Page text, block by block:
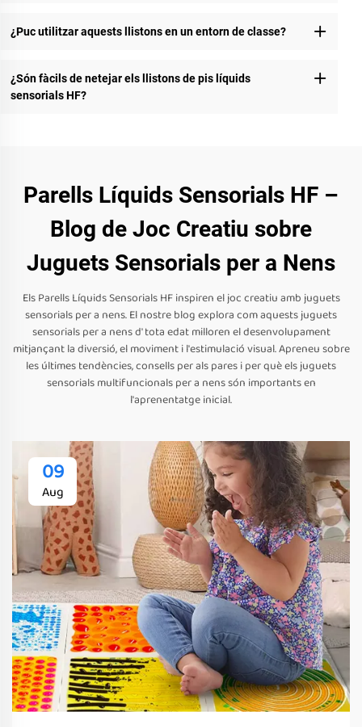
¿Puc utilitzar aquests llistons en un entorn de classe?
¿Són fàcils de netejar els llistons de pis líquids
sensorials HF?
Parells Líquids Sensorials HF –
Blog de Joc Creatiu sobre
Juguets Sensorials per a Nens
Els Parells Líquids Sensorials HF inspiren el joc creatiu amb juguets
sensorials per a nens. El nostre blog explora com aquests juguets
sensorials per a nens d' tota edat milloren el desenvolupament
mitjançant la diversió, el moviment i l'estimulació visual. Apreneu sobre
les últimes tendències, consells per als pares i per què els juguets
sensorials multifuncionals per a nens són importants en
l'aprenentatge inicial.
09
Aug